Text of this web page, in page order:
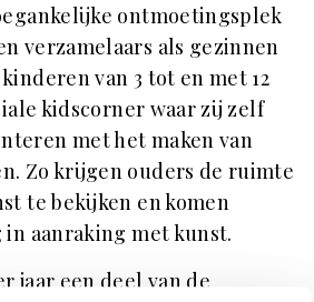
ontmoetingsplek
verzamelaars als gezinnen
van 3 tot en met 12
kidscorner waar zij zelf
met het maken van
Zo krijgen ouders de ruimte
te bekijken en komen
aanraking met kunst.
jaar een deel van de